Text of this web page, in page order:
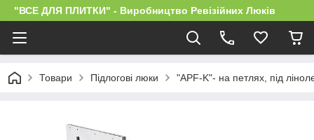
"ВСЕ ДЛЯ ПЛИТКИ" - Виробництво Ревізійних Люків
Товари Підлогові люки "APF-K"- на петлях, під